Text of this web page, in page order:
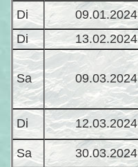
Di
09.01.2024
Di 13.02.2024
Sa 09.03.2024
Di
12.03.2024
Sa
30.03.2024